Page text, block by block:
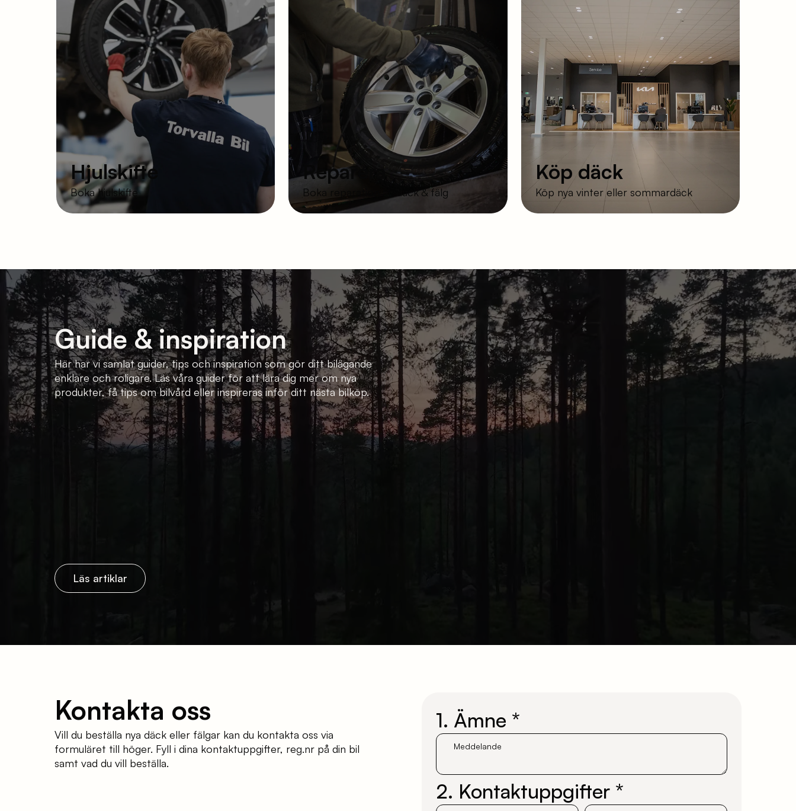
Hjulskifte
Boka hjulskifte
Reparera
Boka reparation av däck & fälg
Köp däck
Köp nya vinter eller sommardäck
Guide & inspiration
Här har vi samlat guider, tips och inspiration som gör ditt bilägande
enklare och roligare. Läs våra guider för att lära dig mer om nya
produkter, få tips om bilvård eller inspireras inför ditt nästa bilköp.
Läs artiklar
Kontakta oss
Vill du beställa nya däck eller fälgar kan du kontakta oss via
formuläret till höger. Fyll i dina kontaktuppgifter, reg.nr på din bil
samt vad du vill beställa.
1. Ämne *
Meddelande
2. Kontaktuppgifter *